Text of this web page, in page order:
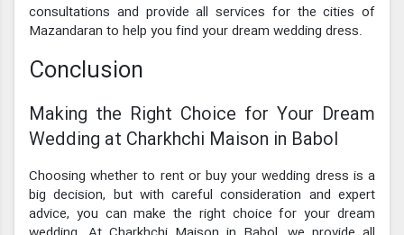
consultations and provide all services for the cities of
Mazandaran to help you find your dream wedding dress.
Conclusion
Making the Right Choice for Your Dream
Wedding at Charkhchi Maison in Babol
Choosing whether to rent or buy your wedding dress is a
big decision, but with careful consideration and expert
advice, you can make the right choice for your dream